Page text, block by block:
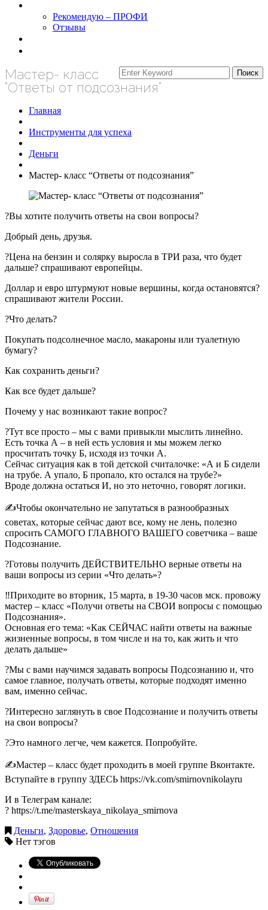
Рекомендую – ПРОФИ
Отзывы
Мастер- класс
“Ответы от подсознания”
Главная
Инструменты для успеха
Деньги
Мастер- класс “Ответы от подсознания”
?Вы хотите получить ответы на свои вопросы?
Добрый день, друзья.
?Цена на бензин и солярку выросла в ТРИ раза, что будет
дальше? спрашивают европейцы.
Доллар и евро штурмуют новые вершины, когда остановятся?
спрашивают жители России.
?Что делать?
Покупать подсолнечное масло, макароны или туалетную
бумагу?
Как сохранить деньги?
Как все будет дальше?
Почему у нас возникают такие вопрос?
?Тут все просто – мы с вами привыкли мыслить линейно.
Есть точка А – в ней есть условия и мы можем легко
просчитать точку Б, исходя из точки А.
Сейчас ситуация как в той детской считалочке: «А и Б сидели
на трубе. А упало, Б пропало, кто остался на трубе?»
Вроде должна остаться И, но это неточно, говорят логики.
✍️Чтобы окончательно не запутаться в разнообразных
советах, которые сейчас дают все, кому не лень, полезно
спросить САМОГО ГЛАВНОГО ВАШЕГО советчика – ваше
Подсознание.
?Готовы получить ДЕЙСТВИТЕЛЬНО верные ответы на
ваши вопросы из серии «Что делать»?
‼️Приходите во вторник, 15 марта, в 19-30 часов мск. провожу
мастер – класс «Получи ответы на СВОИ вопросы с помощью
Подсознания».
Основная его тема: «Как СЕЙЧАС найти ответы на важные
жизненные вопросы, в том числе и на то, как жить и что
делать дальше»
?Мы с вами научимся задавать вопросы Подсознанию и, что
самое главное, получать ответы, которые подходят именно
вам, именно сейчас.
?Интересно заглянуть в свое Подсознание и получить ответы
на свои вопросы?
?Это намного легче, чем кажется. Попробуйте.
✍️Мастер – класс будет проходить в моей группе Вконтакте.
Вступайте в группу ЗДЕСЬ https://vk.com/smirnovnikolayru
И в Телеграм канале:
? https://t.me/masterskaya_nikolaya_smirnova
Деньги, Здоровье, Отношения
Нет тэгов